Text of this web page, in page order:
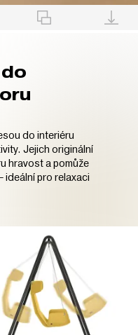
do interiéru
Jejich originální
hravost a pomůže
ideální pro relaxaci